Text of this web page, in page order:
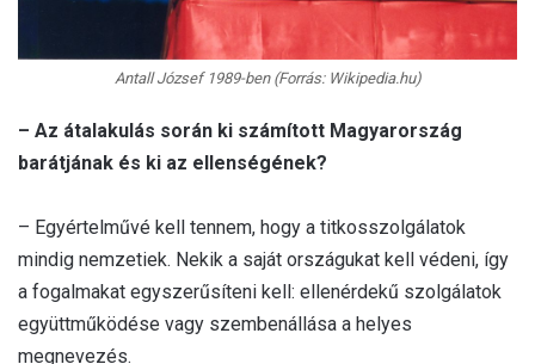
Antall József 1989-ben (Forrás: Wikipedia.hu)
– Az átalakulás során ki számított Magyarország
barátjának és ki az ellenségének?
– Egyértelművé kell tennem, hogy a titkosszolgálatok
mindig nemzetiek. Nekik a saját országukat kell védeni, így
a fogalmakat egyszerűsíteni kell: ellenérdekű szolgálatok
együttműködése vagy szembenállása a helyes
megnevezés.